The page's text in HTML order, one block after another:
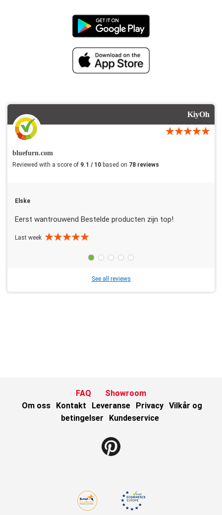
KiyOh
bluefurn.com
Reviewed with a score of 9.1 / 10 based on 78 reviews
Elske
Eerst wantrouwend Bestelde producten zijn top!
Last week
See all reviews
FAQ
Showroom
Om oss
Kontakt Leveranse Privacy Vilkår og
betingelser
Kundeservice